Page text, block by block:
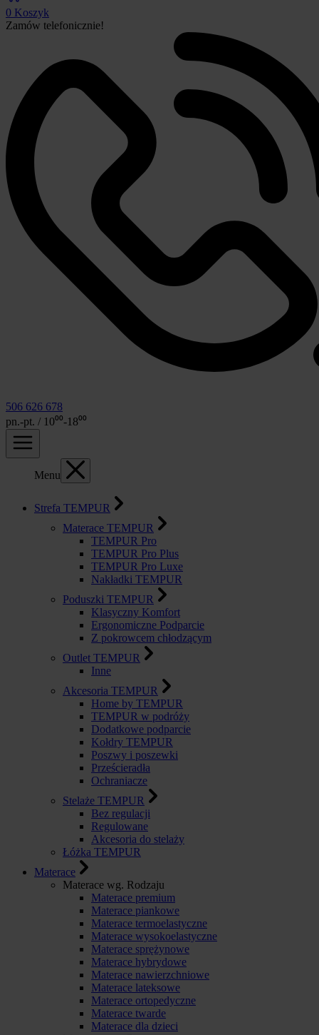
0 Koszyk
Zamów telefonicznie!
506 626 678
pn.-pt. / 10⁰⁰-18⁰⁰
Menu
Strefa TEMPUR
Materace TEMPUR
TEMPUR Pro
TEMPUR Pro Plus
TEMPUR Pro Luxe
Nakładki TEMPUR
Poduszki TEMPUR
Klasyczny Komfort
Ergonomiczne Podparcie
Z pokrowcem chłodzącym
Outlet TEMPUR
Inne
Akcesoria TEMPUR
Home by TEMPUR
TEMPUR w podróży
Dodatkowe podparcie
Kołdry TEMPUR
Poszwy i poszewki
Prześcieradła
Ochraniacze
Stelaże TEMPUR
Bez regulacji
Regulowane
Akcesoria do stelaży
Łóżka TEMPUR
Materace
Materace wg. Rodzaju
Materace premium
Materace piankowe
Materace termoelastyczne
Materace wysokoelastyczne
Materace sprężynowe
Materace hybrydowe
Materace nawierzchniowe
Materace lateksowe
Materace ortopedyczne
Materace twarde
Materace dla dzieci